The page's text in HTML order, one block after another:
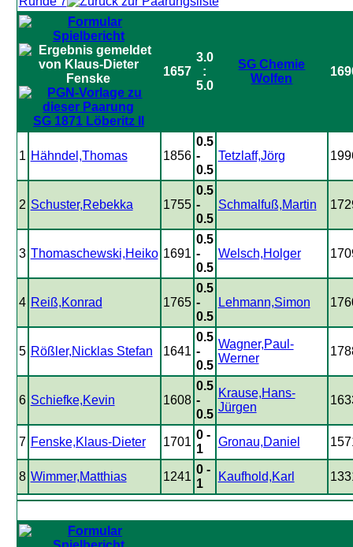
SG 1871 Löberitz II
1657
3.0
:
5.0
SG Chemie
Wolfen
1 Hähndel,Thomas 1856
0.5
-
0.5
Tetzlaff,Jörg
2 Schuster,Rebekka 1755
0.5
-
0.5
Schmalfuß,Martin
3 Thomaschewski,Heiko 1691
0.5
-
0.5
Welsch,Holger
4 Reiß,Konrad 1765
0.5
-
0.5
Lehmann,Simon
5 Rößler,Nicklas Stefan 1641
0.5
-
0.5
Wagner,Paul-
Werner
6 Schiefke,Kevin 1608
0.5
-
0.5
Krause,Hans-
Jürgen
7 Fenske,Klaus-Dieter 1701
0 -
1
Gronau,Daniel
8 Wimmer,Matthias 1241
0 -
1
Kaufhold,Karl